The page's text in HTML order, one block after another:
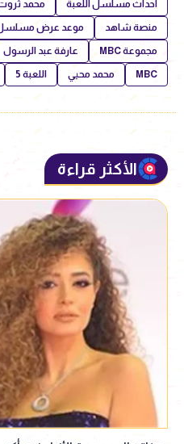
أحداث مسلسل اللعبة محمد
منصة شاهد موعد عرض مسلسل
مجموعة MBC عارفة عبد الرسول
MBC محمد محيي اللعبة 5
الأكثر قراءة